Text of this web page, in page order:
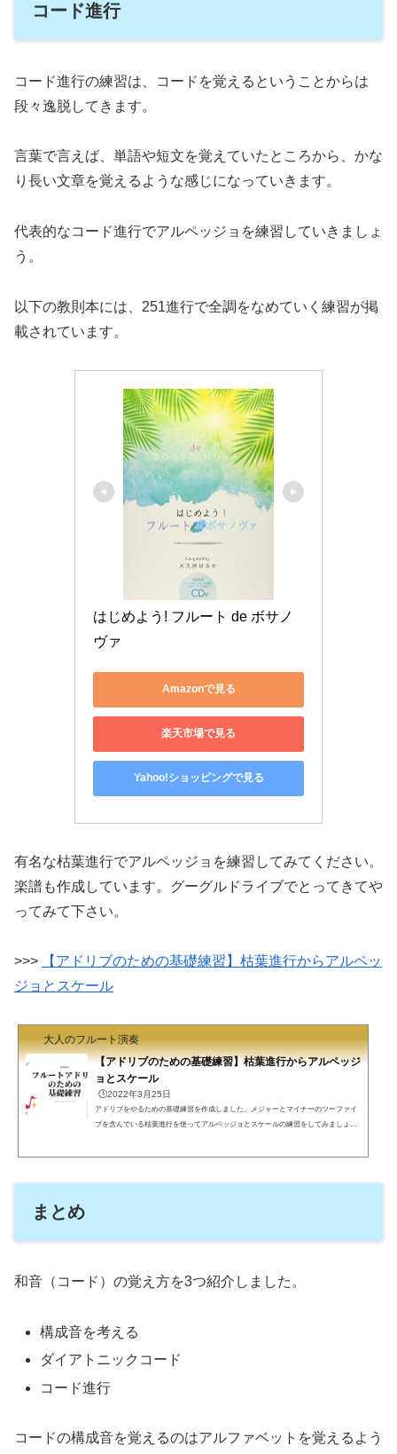
コード進行
コード進行の練習は、コードを覚えるということからは
段々逸脱してきます。
言葉で言えば、単語や短文を覚えていたところから、かな
り長い文章を覚えるような感じになっていきます。
代表的なコード進行でアルペッジョを練習していきましょ
う。
以下の教則本には、251進行で全調をなめていく練習が掲
載されています。
はじめよう! フルート de ボサノ
ヴァ
Amazonで見る
楽天市場で見る
Yahoo!ショッピングで見る
有名な枯葉進行でアルペッジョを練習してみてください。
楽譜も作成しています。グーグルドライブでとってきてや
ってみて下さい。
>>>
【アドリブのための基礎練習】枯葉進行からアルペッ
ジョとスケール
大人のフルート演奏
【アドリブのための基礎練習】枯葉進行からアルペッジ
ョとスケール
🕒️2022年3月25日
アドリブをやるための基礎練習を作成しました。メジャーとマイナーのツーファイ
ブを含んでいる枯葉進行を使ってアルペッジョとスケールの練習をしてみましょ
今回はコード名を見てやる練習です。どういう楽譜でやるかこういう楽譜で基礎練
まとめ
和音（コード）の覚え方を3つ紹介しました。
構成音を考える
ダイアトニックコード
コード進行
コードの構成音を覚えるのはアルファベットを覚えるよう